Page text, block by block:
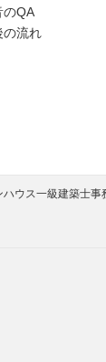
のQA
の流れ
ハウス一級建築士事